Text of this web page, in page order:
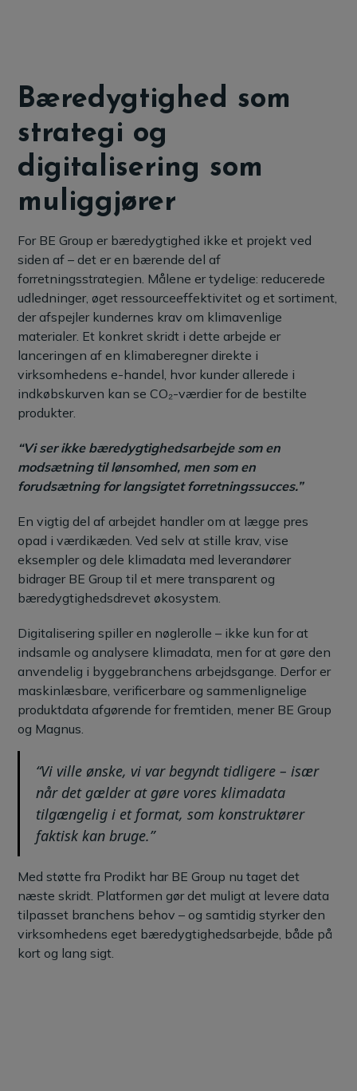
Bæredygtighed som
strategi og
digitalisering som
muliggjører
For BE Group er bæredygtighed ikke et projekt ved
siden af – det er en bærende del af
forretningsstrategien. Målene er tydelige: reducerede
udledninger, øget ressourceeffektivitet og et sortiment,
der afspejler kundernes krav om klimavenlige
materialer. Et konkret skridt i dette arbejde er
lanceringen af en klimaberegner direkte i
virksomhedens e-handel, hvor kunder allerede i
indkøbskurven kan se CO₂-værdier for de bestilte
produkter.
“Vi ser ikke bæredygtighedsarbejde som en
modsætning til lønsomhed, men som en
forudsætning for langsigtet forretningssucces.”
En vigtig del af arbejdet handler om at lægge pres
opad i værdikæden. Ved selv at stille krav, vise
eksempler og dele klimadata med leverandører
bidrager BE Group til et mere transparent og
bæredygtighedsdrevet økosystem.
Digitalisering spiller en nøglerolle – ikke kun for at
indsamle og analysere klimadata, men for at gøre den
anvendelig i byggebranchens arbejdsgange. Derfor er
maskinlæsbare, verificerbare og sammenlignelige
produktdata afgørende for fremtiden, mener BE Group
og Magnus.
“Vi ville ønske, vi var begyndt tidligere – især
når det gælder at gøre vores klimadata
tilgængelig i et format, som konstruktører
faktisk kan bruge.”
Med støtte fra Prodikt har BE Group nu taget det
næste skridt. Platformen gør det muligt at levere data
tilpasset branchens behov – og samtidig styrker den
virksomhedens eget bæredygtighedsarbejde, både på
kort og lang sigt.